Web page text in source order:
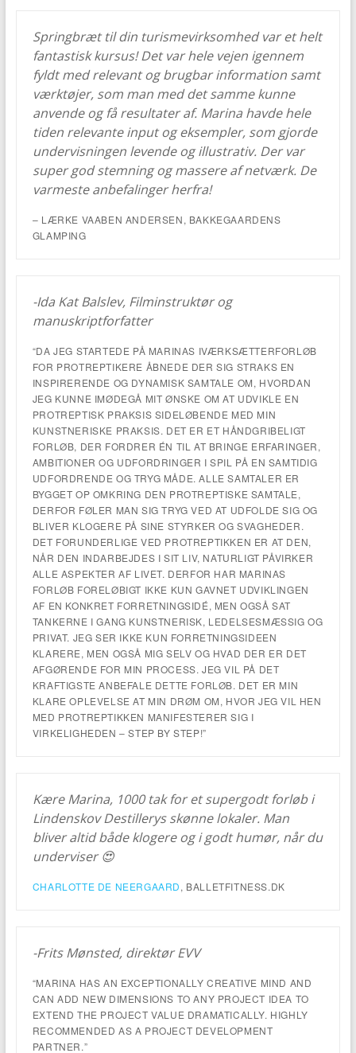
Springbræt til din turismevirksomhed var et helt
fantastisk kursus! Det var hele vejen igennem
fyldt med relevant og brugbar information samt
værktøjer, som man med det samme kunne
anvende og få resultater af. Marina havde hele
tiden relevante input og eksempler, som gjorde
undervisningen levende og illustrativ. Der var
super god stemning og massere af netværk. De
varmeste anbefalinger herfra!
– LÆRKE VAABEN ANDERSEN, BAKKEGAARDENS
GLAMPING
-Ida Kat Balslev, Filminstruktør og
manuskriptforfatter
“DA JEG STARTEDE PÅ MARINAS IVÆRKSÆTTERFORLØB
FOR PROTREPTIKERE ÅBNEDE DER SIG STRAKS EN
INSPIRERENDE OG DYNAMISK SAMTALE OM, HVORDAN
JEG KUNNE IMØDEGÅ MIT ØNSKE OM AT UDVIKLE EN
PROTREPTISK PRAKSIS SIDELØBENDE MED MIN
KUNSTNERISKE PRAKSIS. DET ER ET HÅNDGRIBELIGT
FORLØB, DER FORDRER ÉN TIL AT BRINGE ERFARINGER,
AMBITIONER OG UDFORDRINGER I SPIL PÅ EN SAMTIDIG
UDFORDRENDE OG TRYG MÅDE. ALLE SAMTALER ER
BYGGET OP OMKRING DEN PROTREPTISKE SAMTALE,
DERFOR FØLER MAN SIG TRYG VED AT UDFOLDE SIG OG
BLIVER KLOGERE PÅ SINE STYRKER OG SVAGHEDER.
DET FORUNDERLIGE VED PROTREPTIKKEN ER AT DEN,
NÅR DEN INDARBEJDES I SIT LIV, NATURLIGT PÅVIRKER
ALLE ASPEKTER AF LIVET. DERFOR HAR MARINAS
FORLØB FORELØBIGT IKKE KUN GAVNET UDVIKLINGEN
AF EN KONKRET FORRETNINGSIDÉ, MEN OGSÅ SAT
TANKERNE I GANG KUNSTNERISK, LEDELSESMÆSSIG OG
PRIVAT. JEG SER IKKE KUN FORRETNINGSIDEEN
KLARERE, MEN OGSÅ MIG SELV OG HVAD DER ER DET
AFGØRENDE FOR MIN PROCESS. JEG VIL PÅ DET
KRAFTIGSTE ANBEFALE DETTE FORLØB. DET ER MIN
KLARE OPLEVELSE AT MIN DRØM OM, HVOR JEG VIL HEN
MED PROTREPTIKKEN MANIFESTERER SIG I
VIRKELIGHEDEN – STEP BY STEP!”
Kære Marina, 1000 tak for et supergodt forløb i
Lindenskov Destillerys skønne lokaler. Man
bliver altid både klogere og i godt humør, når du
underviser 😍
CHARLOTTE DE NEERGAARD, BALLETFITNESS.DK
-Frits Mønsted, direktør EVV
“MARINA HAS AN EXCEPTIONALLY CREATIVE MIND AND
CAN ADD NEW DIMENSIONS TO ANY PROJECT IDEA TO
EXTEND THE PROJECT VALUE DRAMATICALLY. HIGHLY
RECOMMENDED AS A PROJECT DEVELOPMENT
PARTNER.”